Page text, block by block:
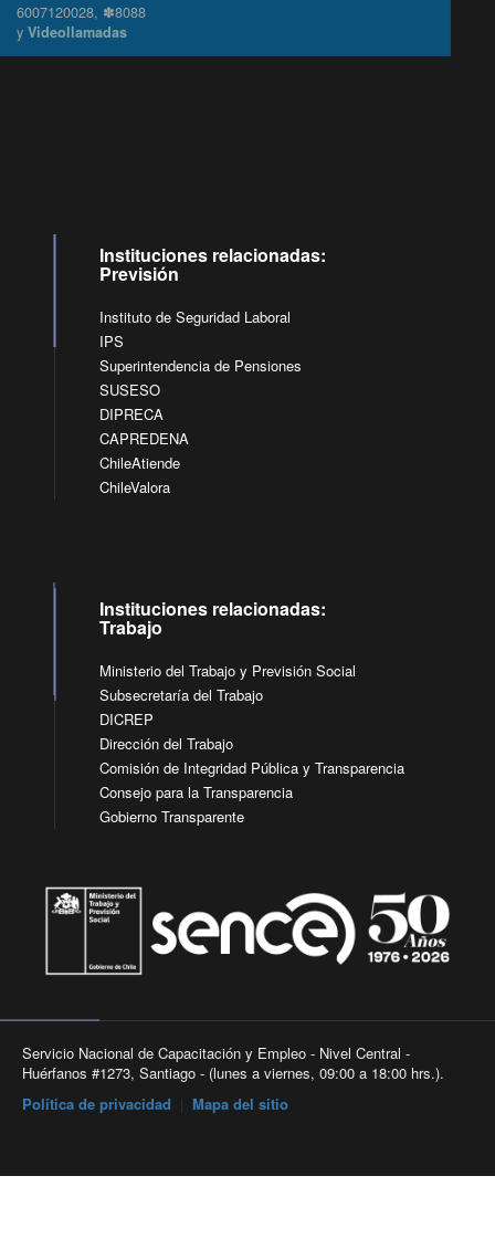
6007120028, ✽8088
yVideollamadas
Instituciones relacionadas:
Previsión
Instituto de Seguridad Laboral
IPS
Superintendencia de Pensiones
SUSESO
DIPRECA
CAPREDENA
ChileAtiende
ChileValora
Instituciones relacionadas:
Trabajo
Ministerio del Trabajo y Previsión Social
Subsecretaría del Trabajo
DICREP
Dirección del Trabajo
Comisión de Integridad Pública y Transparencia
Consejo para la Transparencia
Gobierno Transparente
Servicio Nacional de Capacitación y Empleo - Nivel Central -
Huérfanos #1273, Santiago - (lunes a viernes, 09:00 a 18:00 hrs.).
Política de privacidad
Mapa del sitio